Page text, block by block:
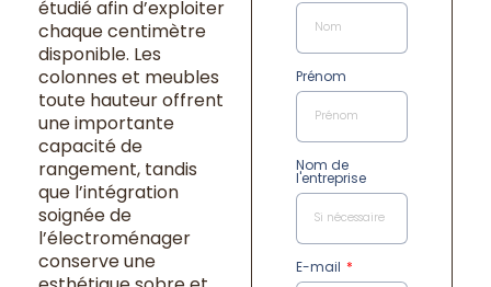
étudié afin d’exploiter
chaque centimètre
disponible. Les
colonnes et meubles
toute hauteur offrent
une importante
capacité de
rangement, tandis
que l’intégration
soignée de
l’électroménager
conserve une
Prénom
Nom de
l'entreprise
E-mail